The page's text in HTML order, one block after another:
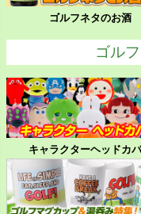
ゴルフネタのお酒
ゴル
キャラクターヘッドカ